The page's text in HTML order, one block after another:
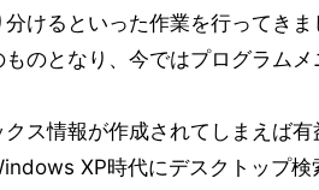
分けるといった作業を行ってき
のとなり、今ではプログラム
ス情報が作成されてしまえば
XP時代にデスクトップ